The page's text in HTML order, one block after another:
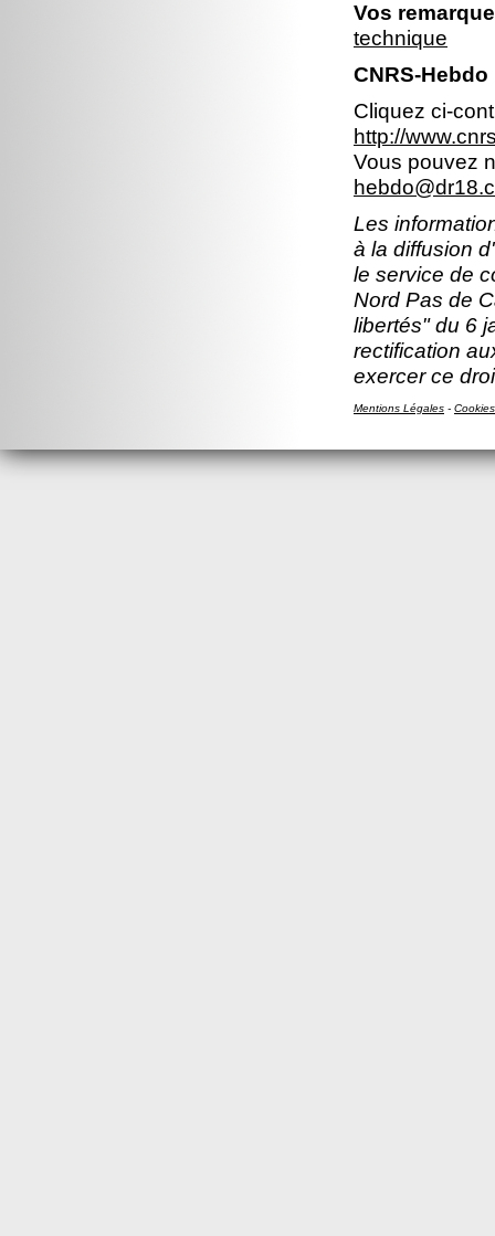
Vos
technique
CNRS-
Cliquez ci-
http://
Vous pouvez
Les
à la diffusion
le service de
Nord Pas de
libertés" du 6
rectification
exercer ce
Mentions Légales - Cookies